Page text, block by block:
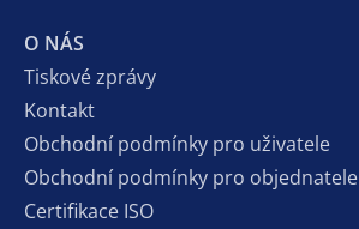
O NÁS
Tiskové zprávy
Kontakt
Obchodní podmínky pro uživatele
Obchodní podmínky pro objednatele
Certifikace ISO